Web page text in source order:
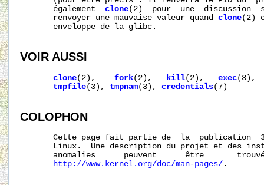
       également
clone(2)  pour  une  discussion
       renvoyer une mauvaise valeur quand
clone(2)
       enveloppe de la glibc.
VOIR AUSSI
clone(2), fork(2), kill(2), exec
tmpfile(3), tmpnam(3), credentials(7)
COLOPHON
Cette page fait partie de  la  publication
Linux.  Une description du projet et des
anomalies      peuvent      être
http://www.kernel.org/doc/man-pages/ .